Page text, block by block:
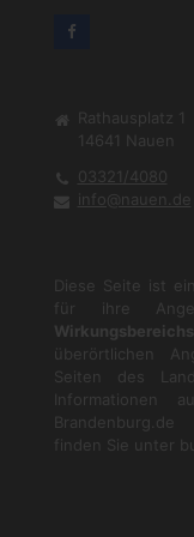
Rathausplatz 1
14641
Nauen
03321/4080
info@nauen.de
Diese Seite ist
für ihre
Wirkungsbereichs
überörtlichen
Seiten des
Informationen
Brandenburg.de
finden Sie unter